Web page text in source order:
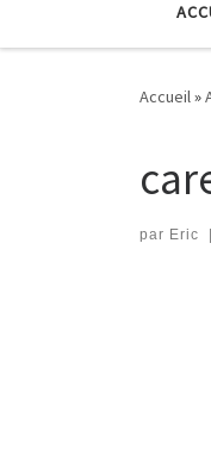
Accueil»
par Eric